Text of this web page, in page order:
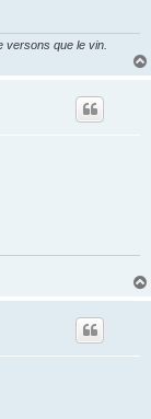
versons que le vin.